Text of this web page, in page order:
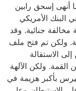
أنهى إسحق رابين
البنك الأمريكي
جنائية. وقد
ولكن تم فتح ملف
الاستقالة
ولكن الآلهة
بأكبر هزيمة في